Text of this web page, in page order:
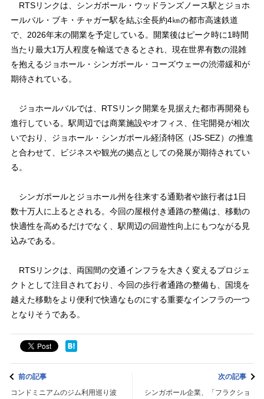
RTSリンクは、シンガポール・ウッドランズノース駅とジョホ
ールバル・ブキ・チャガー駅を結ぶ全長約4㎞の都市高速鉄道
で、2026年末の開業を予定している。開業後はピーク時に1時間
当たり最大1万人程度を輸送できるとされ、現在世界有数の混雑
を抱えるジョホール・シンガポール・コーズウェーの渋滞緩和が
期待されている。
ジョホールバルでは、RTSリンク開業を見据えた都市再開発も
進行している。駅周辺では商業施設やオフィス、住宅開発が相次
いでおり、ジョホール・シンガポール経済特区（JS-SEZ）の推進
と合わせて、ビジネスや観光の拠点としての発展が期待されてい
る。
シンガポールとジョホール州を往来する通勤者や旅行者は1日
数十万人に上るとされる。今回の屋根付き通路の整備は、移動の
快適性を高めるだけでなく、駅周辺の回遊性向上にもつながる見
込みである。
RTSリンクは、両国間の交通インフラを大きく変えるプロジェ
クトとして注目されており、今回の歩行者通路の整備も、国境を
越えた移動をより便利で快適なものにする重要なインフラの一つ
となりそうである。
前の記事
コンドミニアムのジム利用巡り波
次の記事
シンガポール企業、「フラクショ